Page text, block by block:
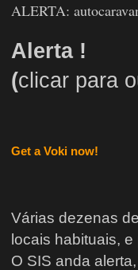
ALERTA:
Alerta !
(clicar para
Get a Voki now!
Várias dezenas
locais habituais, e
O SIS anda